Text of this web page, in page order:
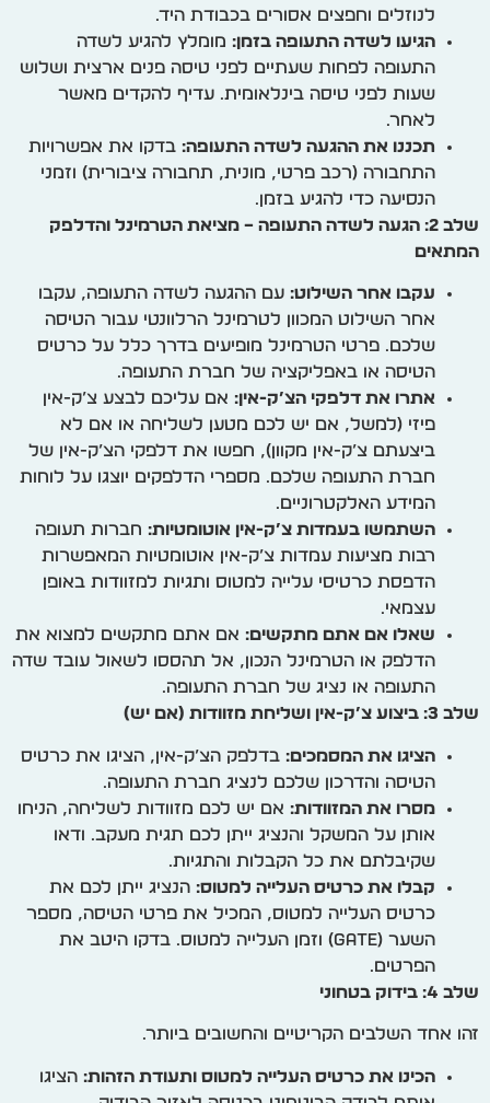
לנוזלים וחפצים אסורים בכבודת היד.
הגיעו לשדה התעופה בזמן: מומלץ להגיע לשדה
התעופה לפחות שעתיים לפני טיסה פנים ארצית ושלוש
שעות לפני טיסה בינלאומית. עדיף להקדים מאשר
לאחר.
תכננו את ההגעה לשדה התעופה: בדקו את אפשרויות
התחבורה (רכב פרטי, מונית, תחבורה ציבורית) וזמני
הנסיעה כדי להגיע בזמן.
שלב 2: הגעה לשדה התעופה – מציאת הטרמינל והדלפק
המתאים
עקבו אחר השילוט: עם ההגעה לשדה התעופה, עקבו
אחר השילוט המכוון לטרמינל הרלוונטי עבור הטיסה
שלכם. פרטי הטרמינל מופיעים בדרך כלל על כרטיס
הטיסה או באפליקציה של חברת התעופה.
אתרו את דלפקי הצ’ק-אין: אם עליכם לבצע צ’ק-אין
פיזי (למשל, אם יש לכם מטען לשליחה או אם לא
ביצעתם צ’ק-אין מקוון), חפשו את דלפקי הצ’ק-אין של
חברת התעופה שלכם. מספרי הדלפקים יוצגו על לוחות
המידע האלקטרוניים.
השתמשו בעמדות צ’ק-אין אוטומטיות: חברות תעופה
רבות מציעות עמדות צ’ק-אין אוטומטיות המאפשרות
הדפסת כרטיסי עלייה למטוס ותגיות למזוודות באופן
עצמאי.
שאלו אם אתם מתקשים: אם אתם מתקשים למצוא את
הדלפק או הטרמינל הנכון, אל תהססו לשאול עובד שדה
התעופה או נציג של חברת התעופה.
שלב 3: ביצוע צ’ק-אין ושליחת מזוודות (אם יש)
הציגו את המסמכים: בדלפק הצ’ק-אין, הציגו את כרטיס
הטיסה והדרכון שלכם לנציג חברת התעופה.
מסרו את המזוודות: אם יש לכם מזוודות לשליחה, הניחו
אותן על המשקל והנציג ייתן לכם תגית מעקב. ודאו
שקיבלתם את כל הקבלות והתגיות.
קבלו את כרטיס העלייה למטוס: הנציג ייתן לכם את
כרטיס העלייה למטוס, המכיל את פרטי הטיסה, מספר
השער (Gate) וזמן העלייה למטוס. בדקו היטב את
הפרטים.
שלב 4: בידוק בטחוני
זהו אחד השלבים הקריטיים והחשובים ביותר.
הכינו את כרטיס העלייה למטוס ותעודת הזהות: הציגו